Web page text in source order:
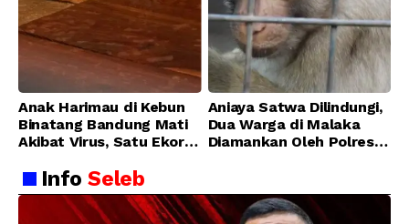
Anak Harimau di Kebun
Binatang Bandung Mati
Akibat Virus, Satu Ekor
Membaik
Aniaya Satwa Dilindungi,
Dua Warga di Malaka
Diamankan Oleh Polres
InfoSeleb